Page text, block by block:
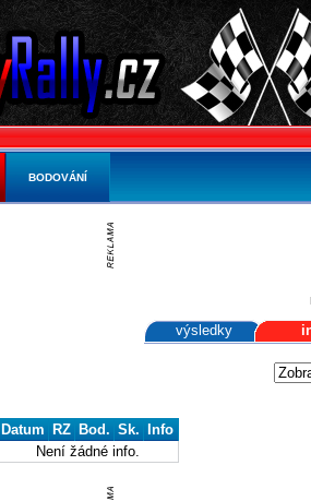
výsledky
Datum RZ Bod. Sk. Info
Není žádné info.
BODOVÁNÍ